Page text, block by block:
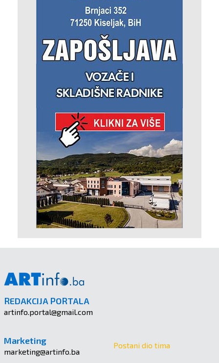
REDAKCIJA PORTALA
artinfo.portal@gmail.com
Marketing
marketing@artinfo.ba
Postani dio tima